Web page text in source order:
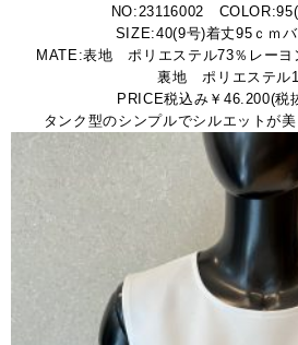
NO:23116002
SIZE:40(9号)着丈95ｃｍ
MATE:表地 ポリエステル73％レーヨ
裏地 ポリエステル
PRICE税込み￥46.200(税
タンク型のシンプルでシルエットが美